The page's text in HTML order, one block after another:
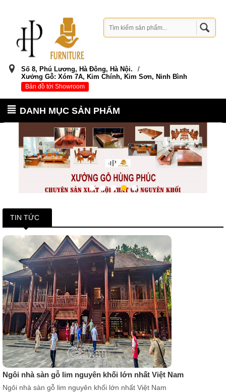
Số 8, Phú Lương, Hà Đông, Hà Nội.
/
Xưởng Gỗ: Xóm 7A, Kim Chính, Kim Sơn, Ninh Bình
Bản đồ tới Showroom
DANH MỤC SẢN PHẨM
TIN TỨC
Ngôi nhà sàn gỗ lim nguyên khối lớn nhất Việt Nam
Ngôi nhà sàn gỗ lim nguyên khối lớn nhất Việt Nam